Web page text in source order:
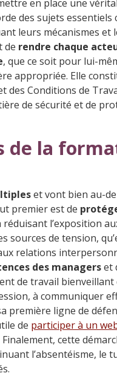
en place une
des sujets essentiels
leurs mécanismes et
de rendre chaque
, que ce soit pour lui-
appropriée. Elle
des Conditions de
de sécurité et de
la
et vont bien au-
premier est de
réduisant l’exposition
sources de tension,
relations
des managerset
de travail bienveillant
à communiquer
ligne de
de participer à un
cette
l’absentéisme, le